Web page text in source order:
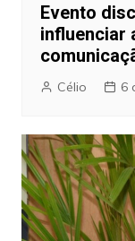
Evento
influenciar
Célio 6